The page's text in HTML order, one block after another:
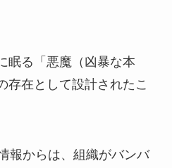
眠る「悪魔（凶暴な本
存在として設計されたこ
報からは、組織がバンバ